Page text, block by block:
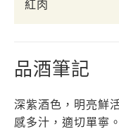
紅肉
品酒筆記
深紫酒色，明亮鮮
感多汁，適切單寧